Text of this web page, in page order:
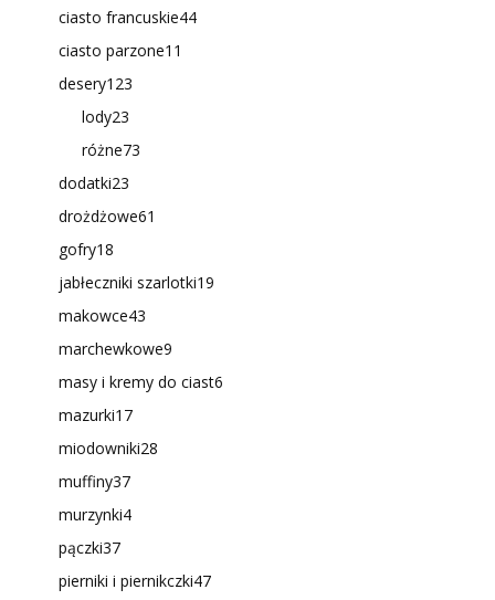
ciasto francuskie44
ciasto parzone11
desery123
lody23
różne73
dodatki23
drożdżowe61
gofry18
jabłeczniki szarlotki19
makowce43
marchewkowe9
masy i kremy do ciast6
mazurki17
miodowniki28
muffiny37
murzynki4
pączki37
pierniki i piernikczki47